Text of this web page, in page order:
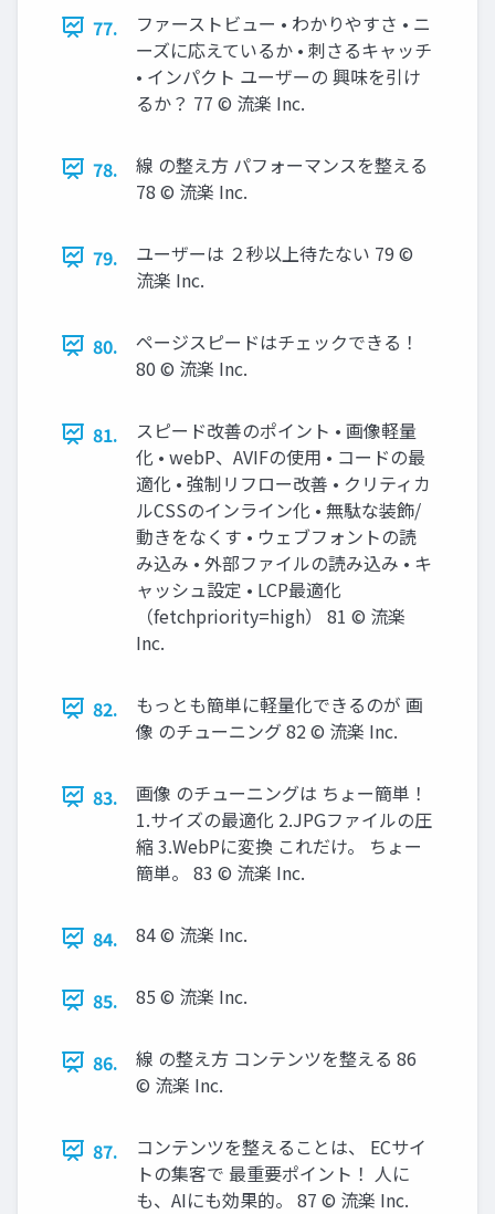
77.
ファーストビュー • わかりやすさ • ニ
ーズに応えているか • 刺さるキャッチ
• インパクト ユーザーの 興味を引け
るか？ 77 © 流楽 Inc.
78.
線 の整え方 パフォーマンスを整える
78 © 流楽 Inc.
79.
ユーザーは ２秒以上待たない 79 ©
流楽 Inc.
80.
ページスピードはチェックできる！
80 © 流楽 Inc.
81.
スピード改善のポイント • 画像軽量
化 • webP、AVIFの使用 • コードの最
適化 • 強制リフロー改善 • クリティカ
ルCSSのインライン化 • 無駄な装飾/
動きをなくす • ウェブフォントの読
み込み • 外部ファイルの読み込み • キ
ャッシュ設定 • LCP最適化
（fetchpriority=high） 81 © 流楽
Inc.
82.
もっとも簡単に軽量化できるのが 画
像 のチューニング 82 © 流楽 Inc.
83.
画像 のチューニングは ちょー簡単！
1.サイズの最適化 2.JPGファイルの圧
縮 3.WebPに変換 これだけ。 ちょー
簡単。 83 © 流楽 Inc.
84. 84 © 流楽 Inc.
85. 85 © 流楽 Inc.
86.
線 の整え方 コンテンツを整える 86
© 流楽 Inc.
87.
コンテンツを整えることは、 ECサイ
トの集客で 最重要ポイント！ 人に
も、AIにも効果的。 87 © 流楽 Inc.